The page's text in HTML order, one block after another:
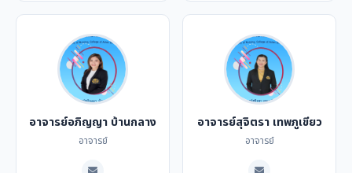
อาจารย์อภิญญา บ้านกลาง
อาจารย์
อาจารย์สุจิตรา เทพภูเขียว
อาจารย์